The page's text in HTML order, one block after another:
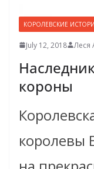
КОРОЛЕВСКИЕ
July 12, 2018 Леся
короны
королевы